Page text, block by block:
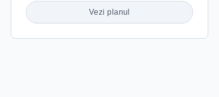
Vezi planul